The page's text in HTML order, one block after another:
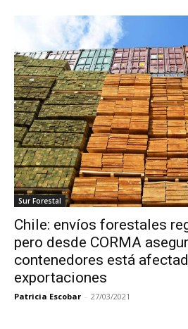
Sur Forestal
Chile: envíos forestales
pero desde CORMA
contenedores está
exportaciones
Patricia Escobar - 27/03/2021